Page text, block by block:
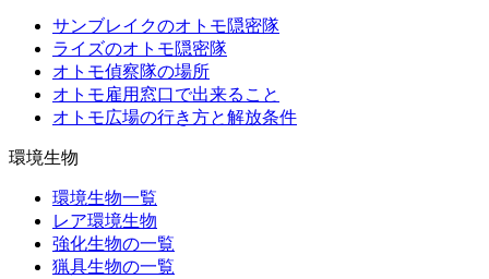
サンブレイクのオトモ隠密隊
ライズのオトモ隠密隊
オトモ偵察隊の場所
オトモ雇用窓口で出来ること
オトモ広場の行き方と解放条件
環境生物
環境生物一覧
レア環境生物
強化生物の一覧
猟具生物の一覧